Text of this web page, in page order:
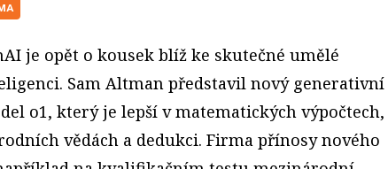
je opět o kousek blíž ke skutečné umělé
Sam Altman představil nový generativní
o1, který je lepší v matematických výpočtech,
vědách a dedukci. Firma přínosy nového